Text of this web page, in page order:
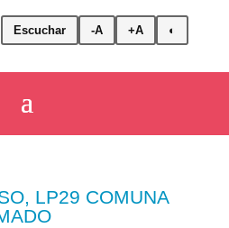
Escuchar -A +A ◐
LP29 COMUNA